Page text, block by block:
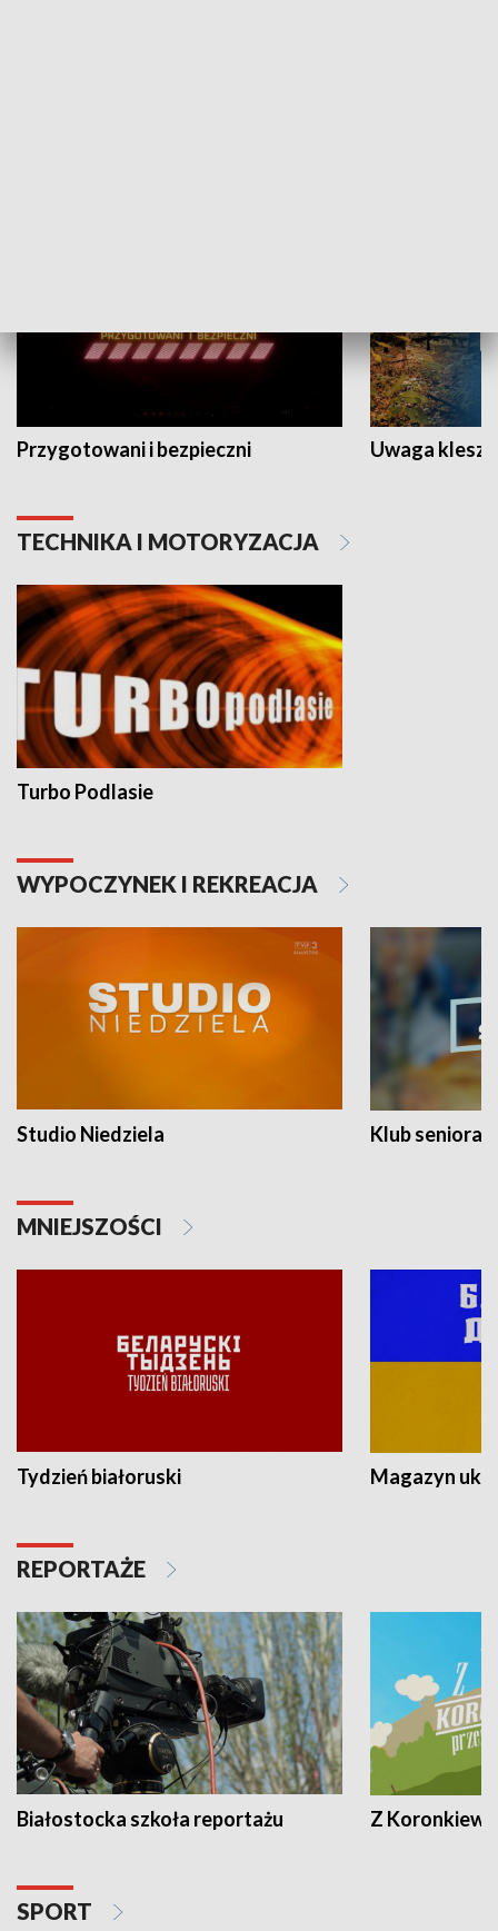
Przygotowani i bezpieczni Uwaga
TECHNIKA I MOTORYZACJA
Turbo Podlasie
WYPOCZYNEK I REKREACJA
Studio Niedziela Klub seniora
MNIEJSZOŚCI
Tydzień białoruski Magazyn
REPORTAŻE
Białostocka szkoła reportażu Z
SPORT